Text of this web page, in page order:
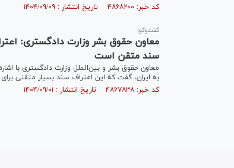
کد خبر: ۴۸۶۸۲۰۰ تاریخ انتشار : ۱۴۰۴/۰۹/۰۹
گفت‌و‌گو|
معاون حقوق بشر وزارت دادگستری:
سند متقن است
معاون حقوق بشر و بین‌الملل وزارت دادگستری با
به ایران، گفت که این اعتراف سند بسیار متقنی
کد خبر: ۴۸۶۷۸۳۸ تاریخ انتشار : ۱۴۰۴/۰۹/۰۱